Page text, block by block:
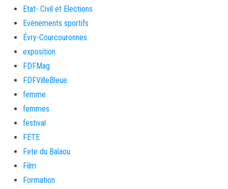
Etat- Civil et Elections
Evènements sportifs
Évry-Courcouronnes
exposition
FDFMag
FDFVilleBleue
femme
femmes
festival
FETE
Fete du Balaou
Film
Formation